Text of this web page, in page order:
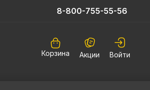
8-800-755-55-56
Корзина Акции Войти